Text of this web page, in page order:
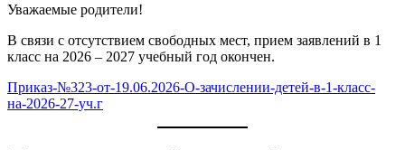
Уважаемые родители!
В связи с отсутствием свободных мест, прием заявлений в 1
класс на 2026 – 2027 учебный год окончен.
Приказ-№323-от-19.06.2026-О-зачислении-детей-в-1-класс-
на-2026-27-уч.г